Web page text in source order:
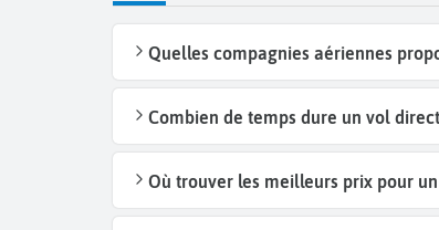
Quelles compagnies aériennes
Combien de temps dure un vol
Où trouver les meilleurs prix pour